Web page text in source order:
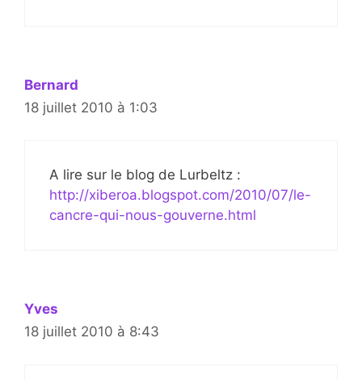
Bernard
18 juillet 2010 à 1:03
A lire sur le blog de Lurbeltz :
http://xiberoa.blogspot.com/2010/07/le-
cancre-qui-nous-gouverne.html
Yves
18 juillet 2010 à 8:43